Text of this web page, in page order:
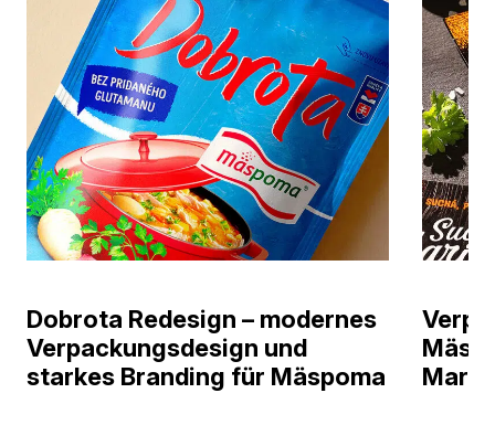
Dobrota Redesign – modernes
Verpackungsdesign und
starkes Branding für Mäspoma